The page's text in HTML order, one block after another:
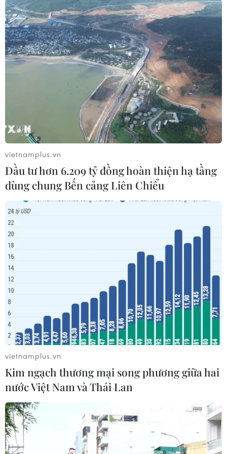
nhất của Mỹ được Tổ chức Giáo dục, Khoa học
và Văn hóa của Liên hợp quốc (UNESCO) công
nhận là Di sản Thế giới. Nhiều giáo sư người
Việt và khoảng 170 sinh viên Việt Nam hiện
đang làm việc, học tập tại trường đại học này./.
(TTXVN/Vietnam)
#Đại sứ Nguyễn Quốc Dũng
#Hợp tác giáo dục
Theo dõi VietnamPlus
TIN LIÊN QUAN
vietnamplus.vn
Đầu tư hơn 6.209 tỷ đồng hoàn thiện hạ tầng
dùng chung Bến cảng Liên Chiểu
vietnamplus.vn
Kim ngạch thương mại song phương giữa hai
nước Việt Nam và Thái Lan